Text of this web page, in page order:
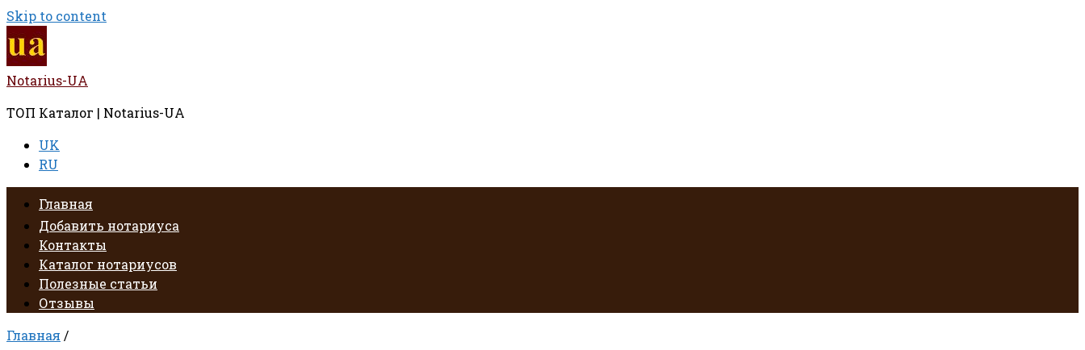
Skip to content
Notarius-UA
ТОП Каталог | Notarius-UA
UK
RU
Главная
Добавить нотариуса
Контакты
Каталог нотариусов
Полезные статьи
Отзывы
Главная /